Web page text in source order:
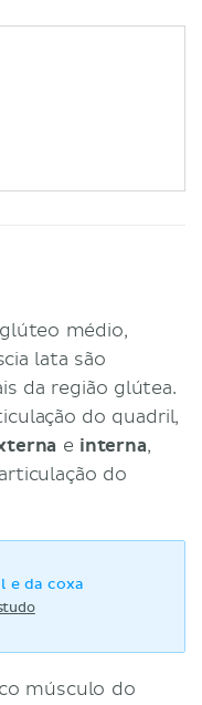
médio,
lata são
da região glútea.
do quadril,
e interna,
do
e da coxa
músculo do